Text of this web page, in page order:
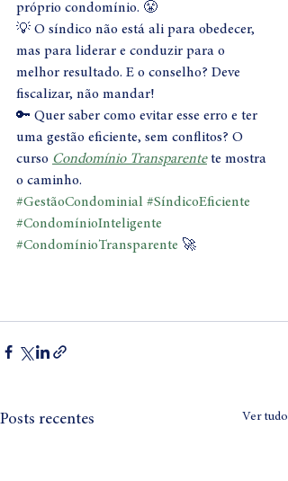
próprio condomínio. 😤
💡 O síndico não está ali para obedecer,
mas para liderar e conduzir para o
melhor resultado. E o conselho? Deve
fiscalizar, não mandar!
🔑 Quer saber como evitar esse erro e ter
uma gestão eficiente, sem conflitos? O
curso Condomínio Transparente te mostra
o caminho.
#GestãoCondominial #SíndicoEficiente
#CondomínioInteligente
#CondomínioTransparente 🚀
Posts recentes Ver tudo